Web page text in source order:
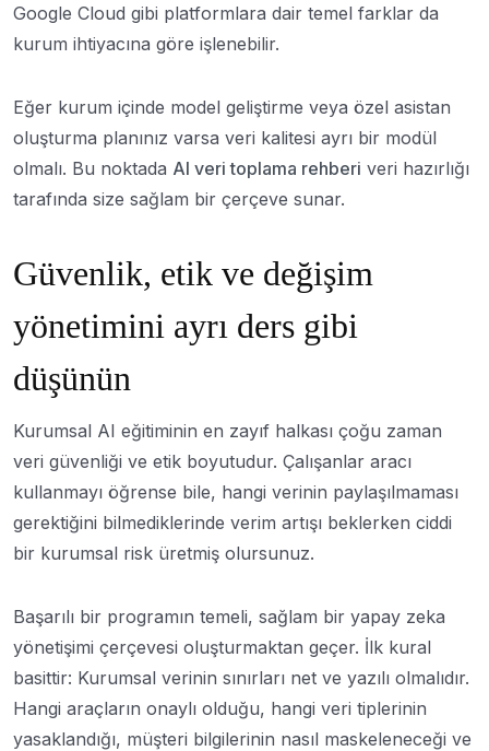
Google Cloud gibi platformlara dair temel farklar da
kurum ihtiyacına göre işlenebilir.
Eğer kurum içinde model geliştirme veya özel asistan
oluşturma planınız varsa veri kalitesi ayrı bir modül
olmalı. Bu noktada AI veri toplama rehberi veri hazırlığı
tarafında size sağlam bir çerçeve sunar.
Güvenlik, etik ve değişim
yönetimini ayrı ders gibi
düşünün
Kurumsal AI eğitiminin en zayıf halkası çoğu zaman
veri güvenliği ve etik boyutudur. Çalışanlar aracı
kullanmayı öğrense bile, hangi verinin paylaşılmaması
gerektiğini bilmediklerinde verim artışı beklerken ciddi
bir kurumsal risk üretmiş olursunuz.
Başarılı bir programın temeli, sağlam bir yapay zeka
yönetişimi çerçevesi oluşturmaktan geçer. İlk kural
basittir: Kurumsal verinin sınırları net ve yazılı olmalıdır.
Hangi araçların onaylı olduğu, hangi veri tiplerinin
yasaklandığı, müşteri bilgilerinin nasıl maskeleneceği ve